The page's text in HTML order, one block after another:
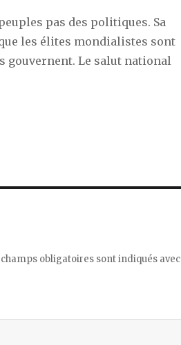
pas des politiques. Sa
les élites mondialistes sont
gouvernent. Le salut national
obligatoires sont indiqués avec